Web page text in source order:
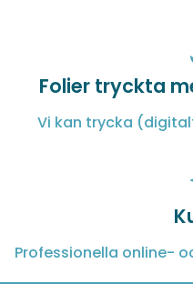
Folier tryckta
Vi kan trycka
Professionella online-